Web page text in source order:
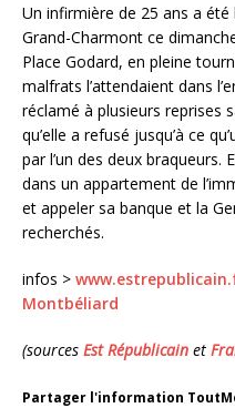
Un infirmière de 25 ans a
Grand-Charmont ce
Place Godard, en pleine
malfrats l’attendaient dans
réclamé à plusieurs reprises
qu’elle a refusé jusqu’à ce
par l’un des deux braqueurs.
dans un appartement de
et appeler sa banque et la
recherchés.
infos >
Montbéliard
(sources Est Républicain et
Partager l'information